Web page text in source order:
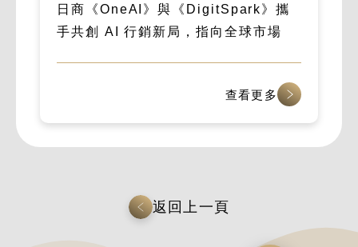
日商《OneAI》與《DigitSpark》攜
手共創 AI 行銷新局，指向全球市場
查看更多
返回上一頁